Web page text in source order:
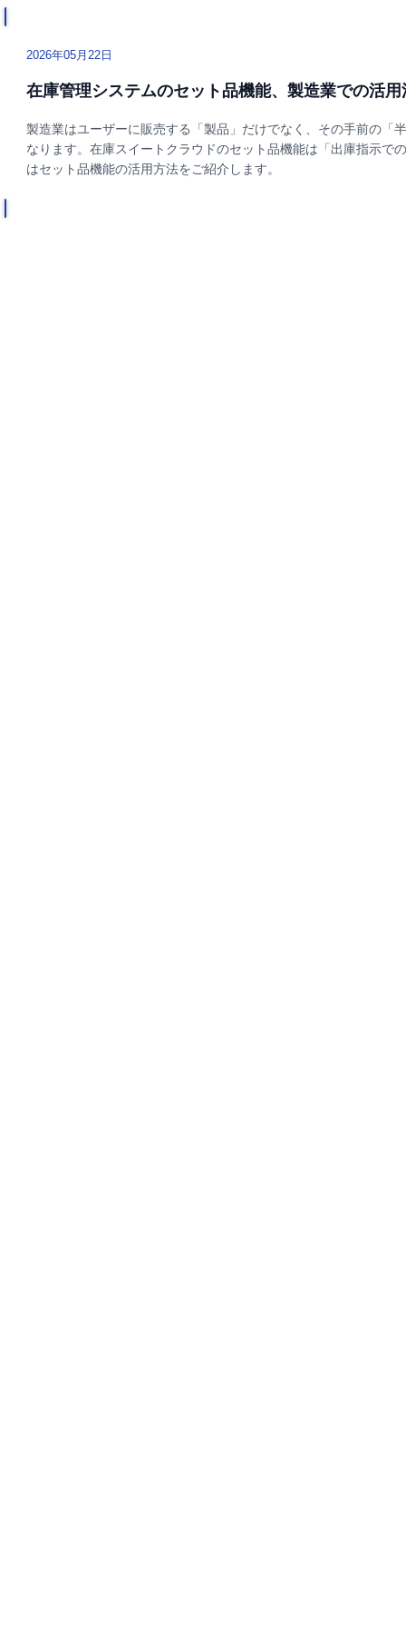
2026年05月22日
在庫管理システムのセット品機能、製造業での活用
製造業はユーザーに販売する「製品」だけでなく、その手前の「
なります。在庫スイートクラウドのセット品機能は「出庫指示で
はセット品機能の活用方法をご紹介します。